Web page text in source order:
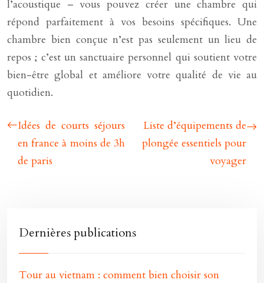
l’acoustique – vous pouvez créer une chambre qui
répond parfaitement à vos besoins spécifiques. Une
chambre bien conçue n’est pas seulement un lieu de
repos ; c’est un sanctuaire personnel qui soutient votre
bien-être global et améliore votre qualité de vie au
quotidien.
Idées de courts séjours
en france à moins de 3h
de paris
Liste d’équipements de
plongée essentiels pour
voyager
Dernières publications
Tour au vietnam : comment bien choisir son